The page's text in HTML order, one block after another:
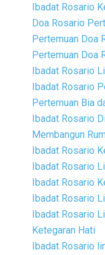
Ibadat Rosario
Doa Rosario
Pertemuan Doa
Pertemuan Doa
Ibadat Rosario
Ibadat Rosario
Pertemuan Bia
Ibadat Rosario
Membangun
Ibadat Rosario
Ibadat Rosario
Ibadat Rosario
Ibadat Rosario
Ibadat Rosario
Ketegaran Hati
Ibadat Rosario